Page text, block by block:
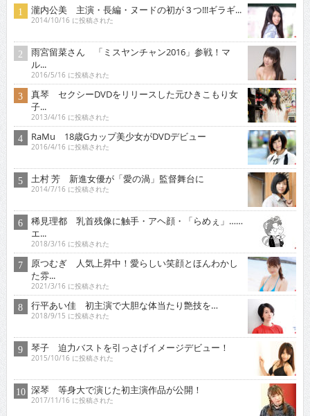
瀧内公美 主演・長編・ヌードの初が３つ!!!ギラギ...
2014/10/16 に投稿された
雨宮留菜さん 「ミスヤンチャン2016」参戦！マ
ル...
2016/5/16 に投稿された
真琴 セクシーDVDをリリースした元ひきこもり女
子...
2013/4/16 に投稿された
RaMu 18歳Gカップ美少女がDVDデビュー
2016/4/16 に投稿された
土村 芳 新進女優が「愛の渦」監督舞台に
2014/7/16 に投稿された
稀見理都 乳首残像に触手・アヘ顔・「らめぇ」……
エ...
2018/3/16 に投稿された
原つむぎ 人気上昇中！愛らしい笑顔とほんわかし
た雰...
2021/3/16 に投稿された
行平あい佳 初主演で大胆な体当たり艶技を…
2018/9/15 に投稿された
琴子 迫力バストを引っさげイメージデビュー！
2015/10/16 に投稿された
深琴 等身大で演じた初主演作品が公開！
2017/11/16 に投稿された